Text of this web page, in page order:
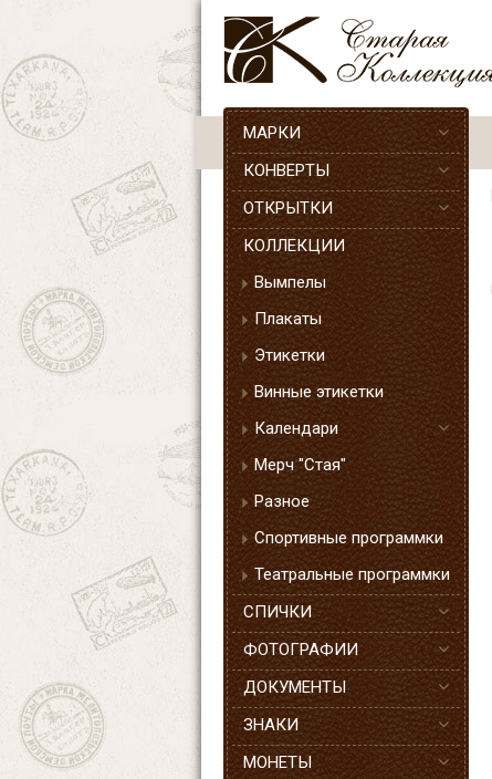
МАРКИ
КОНВЕРТЫ
ОТКРЫТКИ
КОЛЛЕКЦИИ
Вымпелы
Плакаты
Этикетки
Винные этикетки
Календари
Мерч "Стая"
Разное
Спортивные программки
Театральные программки
СПИЧКИ
ФОТОГРАФИИ
ДОКУМЕНТЫ
ЗНАКИ
МОНЕТЫ